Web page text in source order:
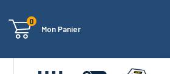
0
Mon Panier